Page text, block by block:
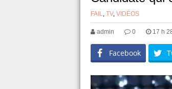
FAIL, TV, VIDÉOS
admin 0 17 h
Facebook